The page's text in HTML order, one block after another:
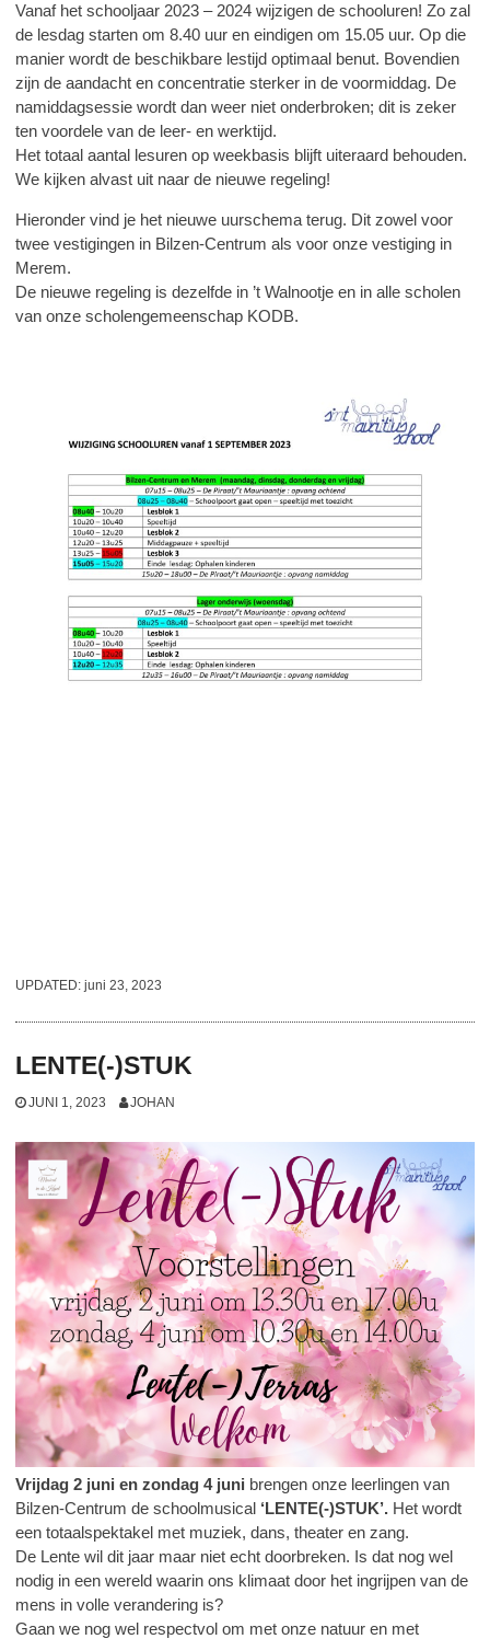
Vanaf het schooljaar 2023 – 2024 wijzigen de schooluren! Zo zal
de lesdag starten om 8.40 uur en eindigen om 15.05 uur. Op die
manier wordt de beschikbare lestijd optimaal benut. Bovendien
zijn de aandacht en concentratie sterker in de voormiddag. De
namiddagsessie wordt dan weer niet onderbroken; dit is zeker
ten voordele van de leer- en werktijd.
Het totaal aantal lesuren op weekbasis blijft uiteraard behouden.
We kijken alvast uit naar de nieuwe regeling!
Hieronder vind je het nieuwe uurschema terug. Dit zowel voor
twee vestigingen in Bilzen-Centrum als voor onze vestiging in
Merem.
De nieuwe regeling is dezelfde in ’t Walnootje en in alle scholen
van onze scholengemeenschap KODB.
UPDATED:juni 23, 2023
LENTE(-)STUK
JUNI 1, 2023 JOHAN
Vrijdag 2 juni en zondag 4 juni brengen onze leerlingen van
Bilzen-Centrum de schoolmusical ‘LENTE(-)STUK’. Het wordt
een totaalspektakel met muziek, dans, theater en zang.
De Lente wil dit jaar maar niet echt doorbreken. Is dat nog wel
nodig in een wereld waarin ons klimaat door het ingrijpen van de
mens in volle verandering is?
Gaan we nog wel respectvol om met onze natuur en met